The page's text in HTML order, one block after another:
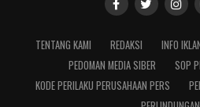
TENTANG KAMI REDAKSI INFO
PEDOMAN MEDIA SIBER
SOP
KODE PERILAKU PERUSAHAAN PERS